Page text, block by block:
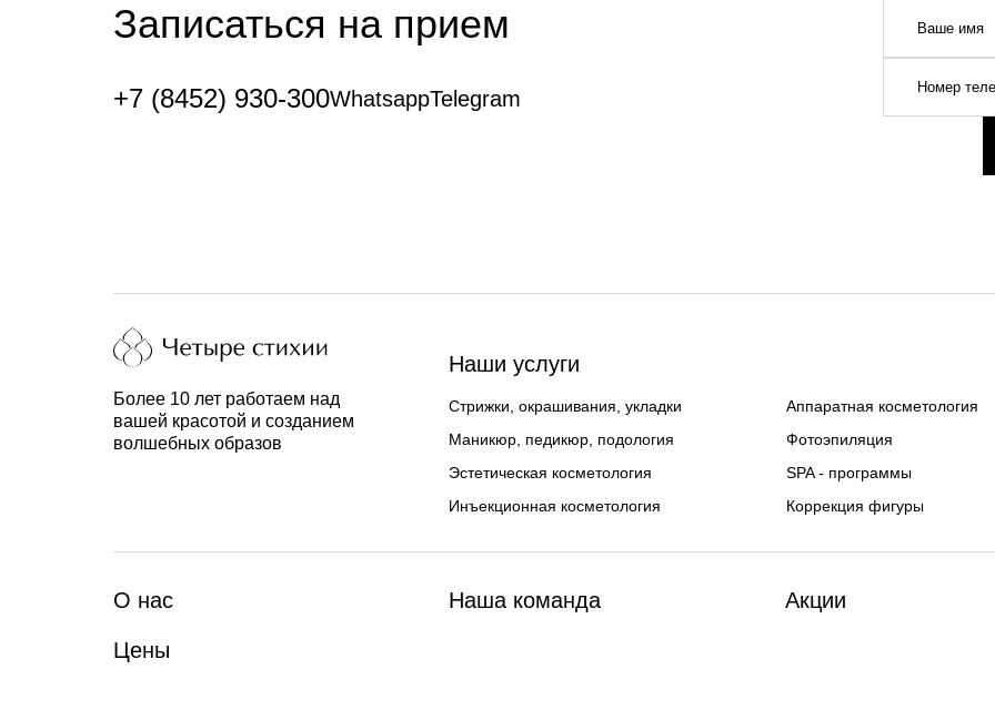
Записаться на прием
+7 (8452) 930-300WhatsappTelegram
Более 10 лет работаем над
вашей красотой и созданием
волшебных образов
Наши услуги
Стрижки, окрашивания, укладки
Маникюр, педикюр, подология
Эстетическая косметология
Инъекционная косметология
Аппаратная косметология
Фотоэпиляция
SPA - программы
Коррекция фигуры
О нас Наша команда Акции
Цены